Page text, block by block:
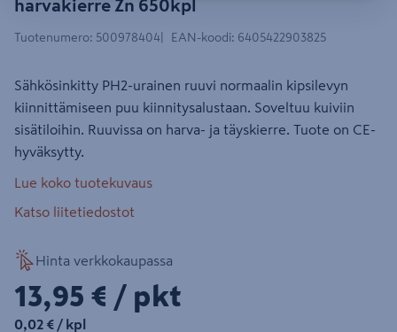
harvakierre Zn 650kpl
Tuotenumero: 500978404 EAN-koodi: 6405422903825
Sähkösinkitty PH2-urainen ruuvi normaalin kipsilevyn
kiinnittämiseen puu kiinnitysalustaan. Soveltuu kuiviin
sisätiloihin. Ruuvissa on harva- ja täyskierre. Tuote on CE-
hyväksytty.
Lue koko tuotekuvaus
Katso liitetiedostot
Hinta verkkokaupassa
13,95€/pkt
13,95 € / pkt
0,02€/kpl
0,02 € / kpl